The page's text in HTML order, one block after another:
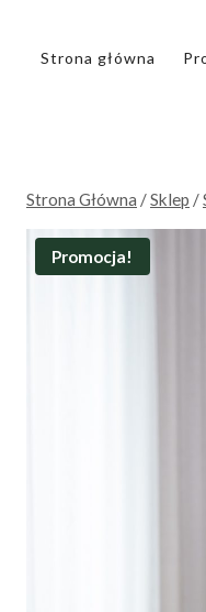
Strona główna
Strona Główna /Sklep /
Promocja!